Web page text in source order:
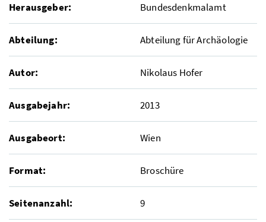
Herausgeber: Bundesdenkmalamt
Abteilung: Abteilung für Archäologie
Autor: Nikolaus Hofer
Ausgabejahr: 2013
Ausgabeort: Wien
Format: Broschüre
Seitenanzahl: 9